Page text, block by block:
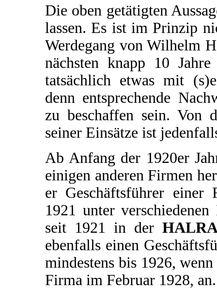
Die oben getätigten
lassen. Es ist im Prinzip
Werdegang von Wilhelm
nächsten knapp 10
tatsächlich etwas mit
denn entsprechende
zu beschaffen sein. Von
seiner Einsätze ist
Ab Anfang der 1920er
einigen anderen Firmen
er Geschäftsführer einer
1921 unter
seit 1921 in der
ebenfalls einen
mindestens bis 1926,
Firma im Februar 1928, an.